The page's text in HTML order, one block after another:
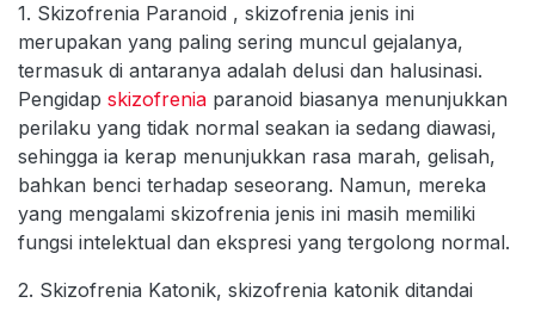
1. Skizofrenia Paranoid , skizofrenia jenis ini
merupakan yang paling sering muncul gejalanya,
termasuk di antaranya adalah delusi dan halusinasi.
Pengidap skizofrenia paranoid biasanya menunjukkan
perilaku yang tidak normal seakan ia sedang diawasi,
sehingga ia kerap menunjukkan rasa marah, gelisah,
bahkan benci terhadap seseorang. Namun, mereka
yang mengalami skizofrenia jenis ini masih memiliki
fungsi intelektual dan ekspresi yang tergolong normal.
2. Skizofrenia Katonik, skizofrenia katonik ditandai